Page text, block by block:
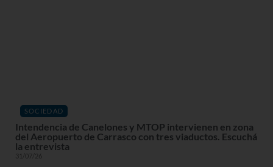
SOCIEDAD
Intendencia de Canelones y MTOP intervienen en zona
del Aeropuerto de Carrasco con tres viaductos. Escuchá
la entrevista
31/07/26